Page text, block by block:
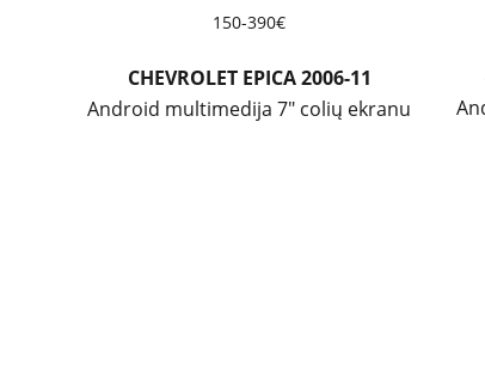
CHEVROLET EPICA 2006-11
Android multimedija 7" colių ekranu
150-390€